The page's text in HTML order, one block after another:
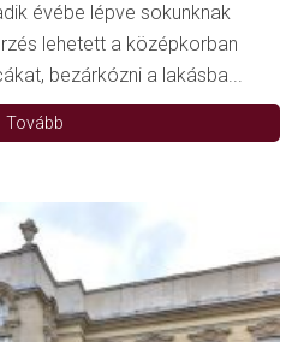
évébe lépve sokunknak
lehetett a középkorban
bezárkózni a lakásba...
Tovább